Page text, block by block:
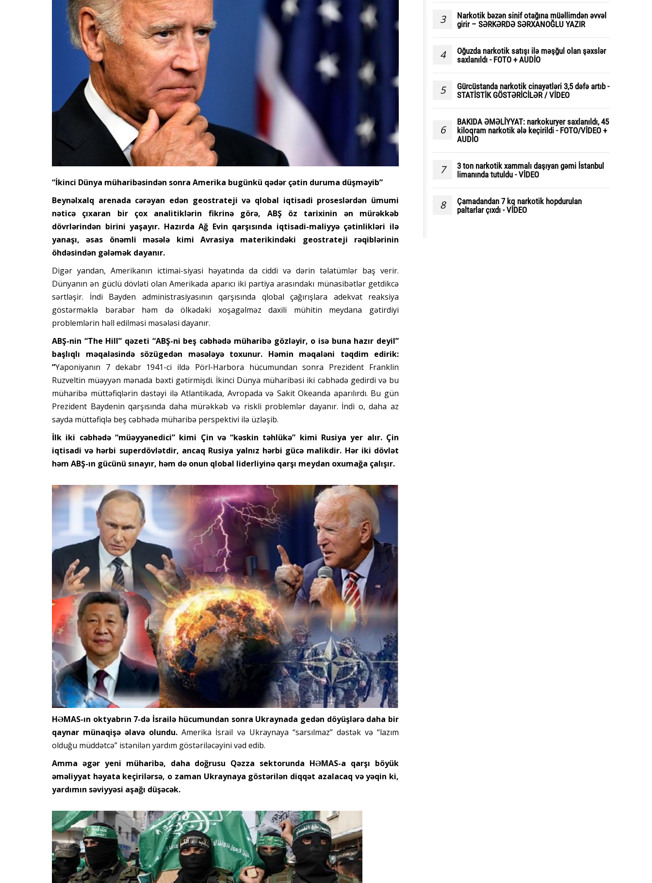
“İkinci Dünya müharibəsindən sonra Amerika bugünkü qədər çətin duruma düşməyib”
Beynəlxalq arenada cərəyan edən geostrateji və qlobal iqtisadi proseslərdən ümumi
nəticə çıxaran bir çox analitiklərin fikrinə görə, ABŞ öz tarixinin ən mürəkkəb
dövrlərindən birini yaşayır. Hazırda Ağ Evin qarşısında iqtisadi-maliyyə çətinlikləri ilə
yanaşı, əsas önəmli məsələ kimi Avrasiya materikindəki geostrateji rəqiblərinin
öhdəsindən gələmək dayanır.
Digər yandan, Amerikanın ictimai-siyasi həyatında da ciddi və dərin təlatümlər baş verir.
Dünyanın ən güclü dövləti olan Amerikada aparıcı iki partiya arasındakı münasibətlər getdikcə
sərtləşir. İndi Bayden administrasiyasının qarşısında qlobal çağırışlara adekvat reaksiya
göstərməklə bərabər həm də ölkədəki xoşagəlməz daxili mühitin meydana gətirdiyi
problemlərin həll edilməsi məsələsi dayanır.
ABŞ-nin “The Hill” qəzeti “ABŞ-ni beş cəbhədə müharibə gözləyir, o isə buna hazır deyil”
başlıqlı məqaləsində sözügedən məsələyə toxunur. Həmin məqaləni təqdim edirik:
”Yaponiyanın 7 dekabr 1941-ci ildə Pörl-Harbora hücumundan sonra Prezident Franklin
Ruzveltin müəyyən mənada bəxti gətirmişdi. İkinci Dünya müharibəsi iki cəbhədə gedirdi və bu
müharibə müttəfiqlərin dəstəyi ilə Atlantikada, Avropada və Sakit Okeanda aparılırdı. Bu gün
Prezident Baydenin qarşısında daha mürəkkəb və riskli problemlər dayanır. İndi o, daha az
sayda müttəfiqlə beş cəbhədə müharibə perspektivi ilə üzləşib.
İlk iki cəbhədə “müəyyənedici” kimi Çin və “kəskin təhlükə” kimi Rusiya yer alır. Çin
iqtisadi və hərbi superdövlətdir, ancaq Rusiya yalnız hərbi gücə malikdir. Hər iki dövlət
həm ABŞ-ın gücünü sınayır, həm də onun qlobal liderliyinə qarşı meydan oxumağa çalışır.
HƏMAS-ın oktyabrın 7-də İsrailə hücumundan sonra Ukraynada gedən döyüşlərə daha bir
qaynar münaqişə əlavə olundu. Amerika İsrail və Ukraynaya “sarsılmaz” dəstək və “lazım
olduğu müddətcə” istənilən yardım göstəriləcəyini vəd edib.
Amma əgər yeni müharibə, daha doğrusu Qəzza sektorunda HƏMAS-a qarşı böyük
əməliyyat həyata keçirilərsə, o zaman Ukraynaya göstərilən diqqət azalacaq və yəqin ki,
yardımın səviyyəsi aşağı düşəcək.
3
Narkotik bəzən sinif otağına müəllimdən əvvəl
girir – SƏRKƏRDƏ SƏRXANOĞLU YAZIR
4
Oğuzda narkotik satışı ilə məşğul olan şəxslər
saxlanıldı - FOTO + AUDİO
5
Gürcüstanda narkotik cinayətləri 3,5 dəfə artıb -
STATİSTİK GÖSTƏRİCİLƏR / VİDEO
6
BAKIDA ƏMƏLİYYAT: narkokuryer saxlanıldı, 45
kiloqram narkotik ələ keçirildi - FOTO/VİDEO +
AUDİO
7
3 ton narkotik xammalı daşıyan gəmi İstanbul
limanında tutuldu - VİDEO
8
Çamadandan 7 kq narkotik hopdurulan
paltarlar çıxdı - VİDEO